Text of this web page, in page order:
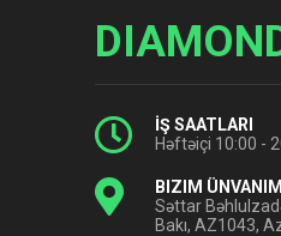
İŞ SAATLARI
Həftəiçi 10:00 -
BIZIM
Səttar
Bakı, AZ1043,